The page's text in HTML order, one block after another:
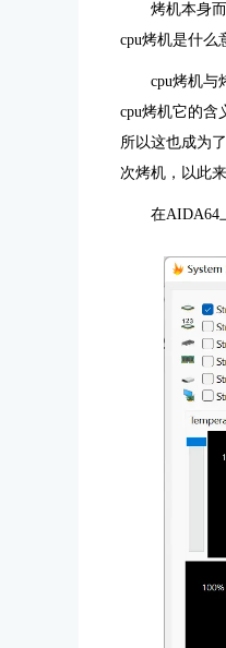
烤机本身
cpu烤机是什么
cpu烤机与
cpu烤机它的含
所以这也成为
次烤机，以此
在AIDA64